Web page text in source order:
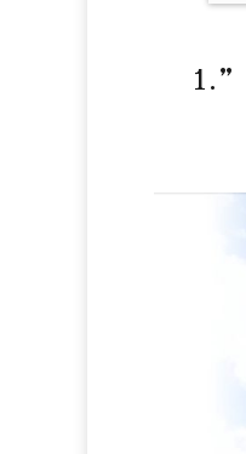
1.”